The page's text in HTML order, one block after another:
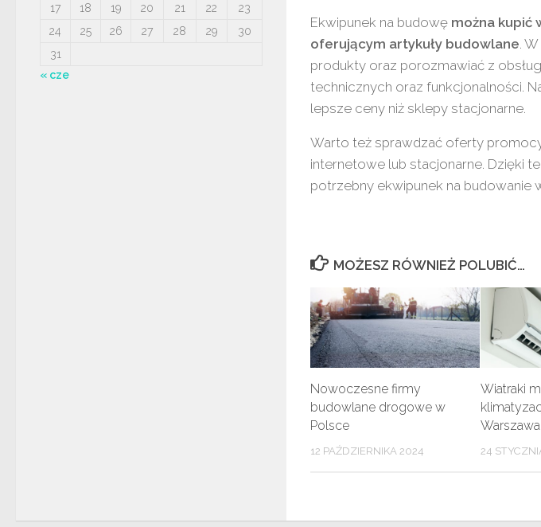
Ekwipunek na budowę można kupić
oferującym artykuły budowlane .
produkty oraz porozmawiać z
technicznych oraz funkcjonalności.
lepsze ceny niż sklepy stacjonarne.
Warto też sprawdzać oferty
internetowe lub stacjonarne. Dzięki
potrzebny ekwipunek na budowanie
MOŻESZ RÓWNIEŻ POLUBIĆ…
Nowoczesne firmy
budowlane drogowe w
Polsce
12 PAŹDZIERNIKA 2024
Wiatraki
Warszawa
24
17
18 19 20 21 22
23
24
25 26 27 28 29
30
31
« cze